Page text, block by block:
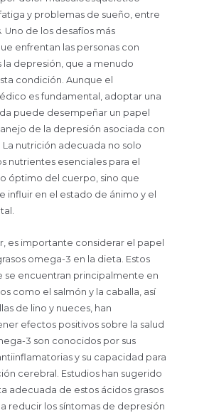
y problemas de sueño, entre
Uno de los desafíos más
enfrentan las personas con
la depresión, que a menudo
condición. Aunque el
es fundamental, adoptar una
puede desempeñar un papel
de la depresión asociada con
La nutrición adecuada no solo
nutrientes esenciales para el
óptimo del cuerpo, sino que
influir en el estado de ánimo y el
es importante considerar el papel
omega-3 en la dieta. Estos
se encuentran principalmente en
como el salmón y la caballa, así
de lino y nueces, han
efectos positivos sobre la salud
3 son conocidos por sus
y su capacidad para
cerebral. Estudios han sugerido
adecuada de estos ácidos grasos
reducir los síntomas de depresión